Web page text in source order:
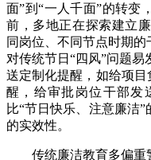
面”到“一人千面”的转变
前，多地正在探索建立
同岗位、不同节点时期
对传统节日“四风”问题
送定制化提醒，如给项目
醒，给审批岗位干部发
比“节日快乐、注意廉洁
的实效性。
传统廉洁教育多偏重